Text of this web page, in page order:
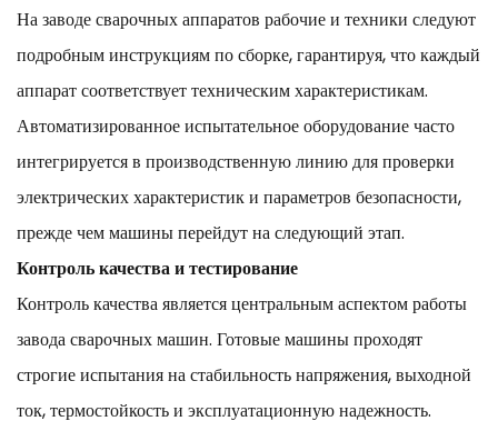
На заводе сварочных аппаратов рабочие и техники следуют
подробным инструкциям по сборке, гарантируя, что каждый
аппарат соответствует техническим характеристикам.
Автоматизированное испытательное оборудование часто
интегрируется в производственную линию для проверки
электрических характеристик и параметров безопасности,
прежде чем машины перейдут на следующий этап.
Контроль качества и тестирование
Контроль качества является центральным аспектом работы
завода сварочных машин. Готовые машины проходят
строгие испытания на стабильность напряжения, выходной
ток, термостойкость и эксплуатационную надежность.